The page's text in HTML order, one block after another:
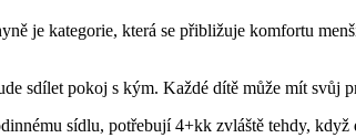
je kategorie, která se přibližuje komfortu
sdílet pokoj s kým. Každé dítě může mít svůj
sídlu, potřebují 4+kk zvláště tehdy,